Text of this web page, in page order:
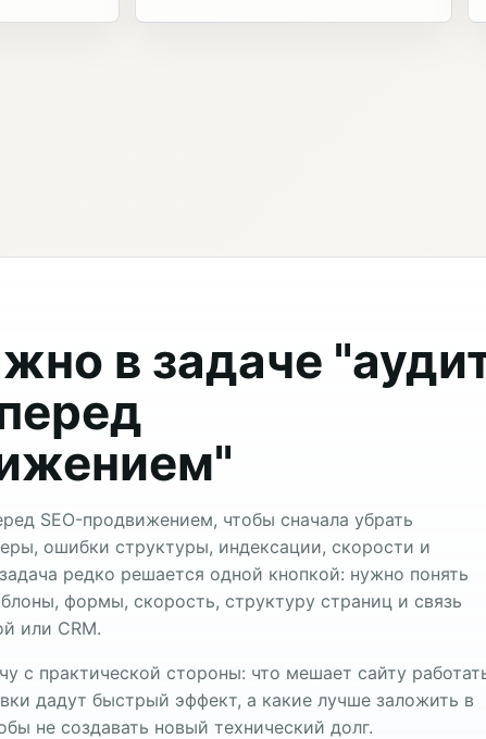
в задаче
SEO-продвижением, чтобы сначала убрать
ошибки структуры, индексации, скорости и
редко решается одной кнопкой: нужно понять
формы, скорость, структуру страниц и связь
или CRM.
с практической стороны: что мешает сайту
дадут быстрый эффект, а какие лучше заложить в
не создавать новый технический долг.